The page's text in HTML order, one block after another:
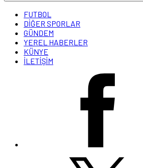
FUTBOL
DİĞER SPORLAR
GÜNDEM
YEREL HABERLER
KÜNYE
İLETİŞİM